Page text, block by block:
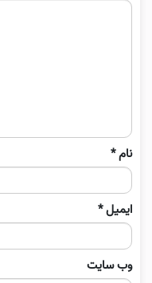
نام*
ایمیل*
وب‌ سایت